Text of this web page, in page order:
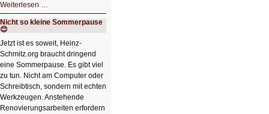
Weiterlesen …
Bildverschönerung
mit
einem
HIZ606:
Bildverschönerung
mit
einem
Klick
Nicht so kleine Sommerpause
😊
Jetzt ist es soweit, Heinz-
Schmitz.org braucht dringend
eine Sommerpause. Es gibt viel
zu tun. Nicht am Computer oder
Schreibtisch, sondern mit echten
Werkzeugen. Anstehende
Renovierungsarbeiten erfordern